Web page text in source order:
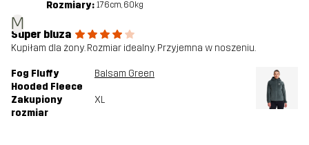
M
Rozmiary: 176cm, 60kg
Super bluza
Kupiłam dla żony. Rozmiar idealny. Przyjemna w noszeniu.
Fog Fluffy
Hooded Fleece
Balsam Green
Zakupiony
rozmiar
XL